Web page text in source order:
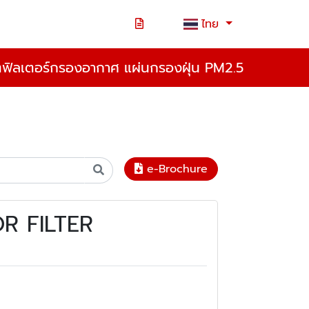
ไทย
ลเตอร์กรองอากาศ แผ่นกรองฝุ่น PM2.5
e-Brochure
FILTER